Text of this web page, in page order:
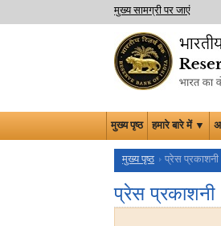
मुख्य सामग्री पर जाएं
मुख्य पृष्ठ हमारे बारे में ▼
मुख्य पृष्ठ प्रेस प्रकाशनी
प्रेस प्रकाशनी